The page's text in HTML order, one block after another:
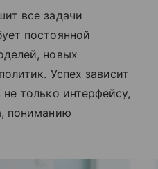
все задачи
постоянной
новых
Успех зависит
только интерфейсу,
пониманию